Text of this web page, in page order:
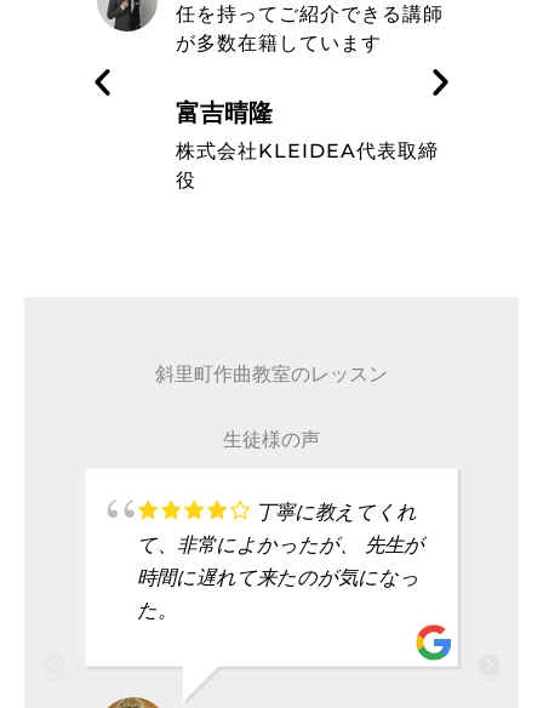
室の信念や在籍しているミュ
ージシャンのレベルの高さを
藤波辰爾
タレント
斜里町作曲教室のレッスン
生徒様の声
丁寧に教えてくれ
て、非常によかったが、 先生が
時間に遅れて来たのが気になっ
た。